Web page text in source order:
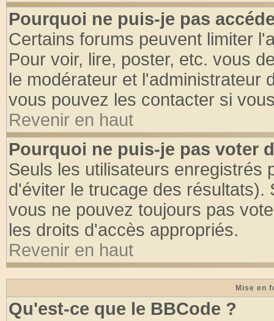
Pourquoi ne puis-je pas
Certains forums peuvent limiter
Pour voir, lire, poster, etc. vous
le modérateur et l'administrateur
vous pouvez les contacter si
Revenir en haut
Pourquoi ne puis-je pas voter
Seuls les utilisateurs enregistrés
d'éviter le trucage des
vous ne pouvez toujours pas
les droits d'accès appropriés.
Revenir en haut
Mise en
Qu'est-ce que le BBCode ?